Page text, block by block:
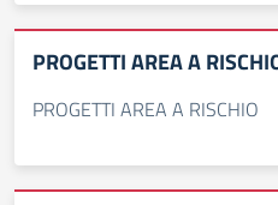
PROGETTI AREA A
PROGETTI AREA A RISCHIO